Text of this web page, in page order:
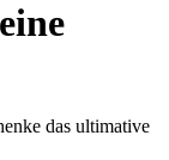
das ultimative